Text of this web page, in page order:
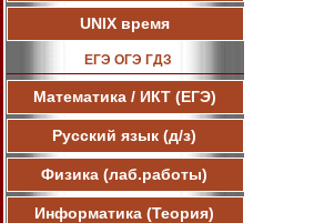
UNIX время
ЕГЭ ОГЭ ГДЗ
Математика / ИКТ (ЕГЭ)
Русский язык (д/з)
Физика (лаб.работы)
Информатика (Теория)